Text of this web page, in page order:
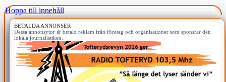
Hoppa till innehåll
BETALDA ANNONSER
Dessa annonsytor är betald reklam från företag och organisationer som sponsrar den
lokala journalistiken.